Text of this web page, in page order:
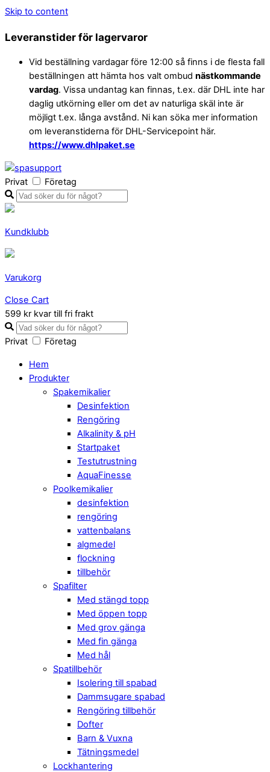
Skip to content
Leveranstider för lagervaror
Vid beställning vardagar före 12:00 så finns i de flesta fall
beställningen att hämta hos valt ombud nästkommande
vardag. Vissa undantag kan finnas, t.ex. där DHL inte har
daglig utkörning eller om det av naturliga skäl inte är
möjligt t.ex. långa avstånd. Ni kan söka mer information
om leveranstiderna för DHL-Servicepoint här.
https://www.dhlpaket.se
Privat Företag
Kundklubb
Varukorg
Close Cart
599 kr kvar till fri frakt
Privat Företag
Hem
Produkter
Spakemikalier
Desinfektion
Rengöring
Alkalinity & pH
Startpaket
Testutrustning
AquaFinesse
Poolkemikalier
desinfektion
rengöring
vattenbalans
algmedel
flockning
tillbehör
Spafilter
Med stängd topp
Med öppen topp
Med grov gänga
Med fin gänga
Med hål
Spatillbehör
Isolering till spabad
Dammsugare spabad
Rengöring tillbehör
Dofter
Barn & Vuxna
Tätningsmedel
Lockhantering